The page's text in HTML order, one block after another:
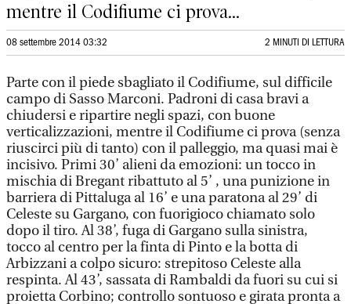
mentre il Codifiume ci prova...
08 settembre 2014 03:32 2 MINUTI DI LETTURA
Parte con il piede sbagliato il Codifiume, sul difficile
campo di Sasso Marconi. Padroni di casa bravi a
chiudersi e ripartire negli spazi, con buone
verticalizzazioni, mentre il Codifiume ci prova (senza
riuscirci più di tanto) con il palleggio, ma quasi mai è
incisivo. Primi 30’ alieni da emozioni: un tocco in
mischia di Bregant ribattuto al 5’ , una punizione in
barriera di Pittaluga al 16’ e una paratona al 29’ di
Celeste su Gargano, con fuorigioco chiamato solo
dopo il tiro. Al 38’, fuga di Gargano sulla sinistra,
tocco al centro per la finta di Pinto e la botta di
Arbizzani a colpo sicuro: strepitoso Celeste alla
respinta. Al 43’, sassata di Rambaldi da fuori su cui si
proietta Corbino; controllo sontuoso e girata pronta a